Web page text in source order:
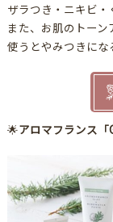
ザラつき・ニキビ・
また、お肌のトー
使うとやみつきにな
🌟アロマフランス「